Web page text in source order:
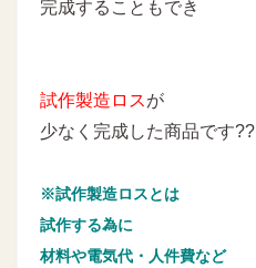
完成することもでき
試作製造ロスが
少なく完成した商品です??
※試作製造ロスとは
試作する為に
材料や電気代・人件費など